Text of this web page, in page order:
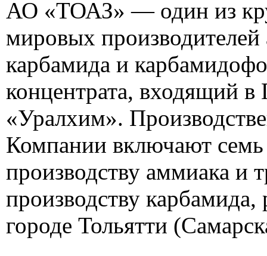
АО «ТОАЗ» — один из
мировых
карбамида и
концентрата, входящий в
«Уралхим».
Компании включают семь
производству аммиака и
производству
городе Тольятти